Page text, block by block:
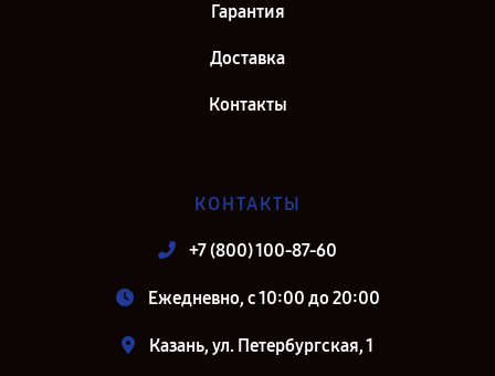
Гарантия
Доставка
Контакты
КОНТАКТЫ
+7 (800) 100-87-60
Ежедневно, с 10:00 до 20:00
Казань, ул. Петербургская, 1